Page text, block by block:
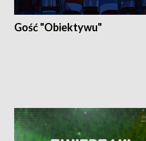
Gość "Obiektywu"